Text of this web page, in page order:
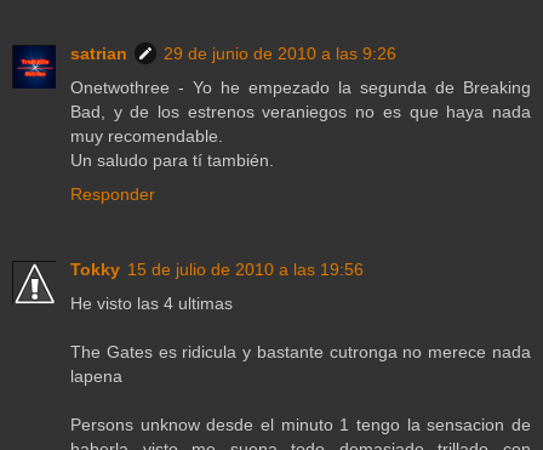
satrian
29 de junio de 2010 a las 9:26
Onetwothree - Yo he empezado la segunda de Breaking
Bad, y de los estrenos veraniegos no es que haya nada
muy recomendable.
Un saludo para tí también.
Responder
Tokky 15 de julio de 2010 a las 19:56
He visto las 4 ultimas
The Gates es ridicula y bastante cutronga no merece nada
lapena
Persons unknow desde el minuto 1 tengo la sensacion de